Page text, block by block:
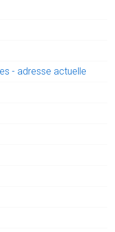
- adresse actuelle